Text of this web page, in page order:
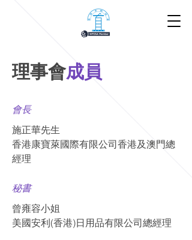
理事會成員
會長
施正華先生
香港康寶萊國際有限公司香港及澳門總
經理
秘書
曾雍容小姐
美國安利(香港)日用品有限公司總經理